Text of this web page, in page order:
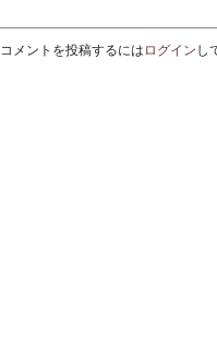
コメントを投稿するには ログイン し